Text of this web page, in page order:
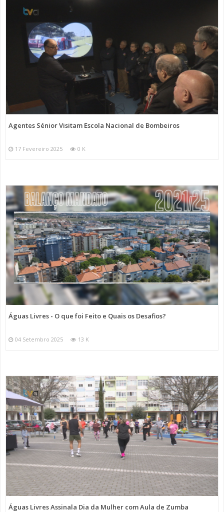
Agentes Sénior Visitam Escola Nacional de Bombeiros
17 Fevereiro 2025 0 K
Águas Livres - O que foi Feito e Quais os Desafios?
04 Setembro 2025 13 K
Águas Livres Assinala Dia da Mulher com Aula de Zumba